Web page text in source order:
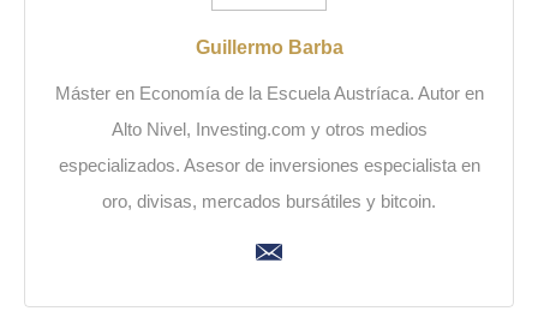
Guillermo Barba
Máster en Economía de la Escuela Austríaca. Autor en
Alto Nivel, Investing.com y otros medios
especializados. Asesor de inversiones especialista en
oro, divisas, mercados bursátiles y bitcoin.